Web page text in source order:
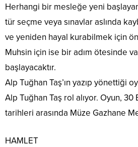
Herhangi bir mesleğe yeni
tür seçme veya sınavlar aslında
ve yeniden hayal kurabilmek için
Muhsin için ise bir adım ötesinde
başlayacaktır.
Alp Tuğhan Taş’ın yazıp yönettiği
Alp Tuğhan Taş rol alıyor. Oyun, 30
tarihleri arasında Müze Gazhane
HAMLET